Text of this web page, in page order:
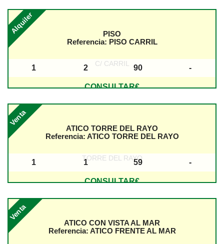
PISO
Referencia: PISO CARRIL
C/ CARRIL
Alquiler
CONSULTAR€
1 2
Dormitorios
90
Superficie
-
ATICO TORRE DEL RAYO
Referencia: ATICO TORRE DEL RAYO
TORRE DEL RAYO
Venta
CONSULTAR€
1 1
Dormitorios
59
Superficie
-
ATICO CON VISTA AL MAR
Referencia: ATICO FRENTE AL MAR
Venta